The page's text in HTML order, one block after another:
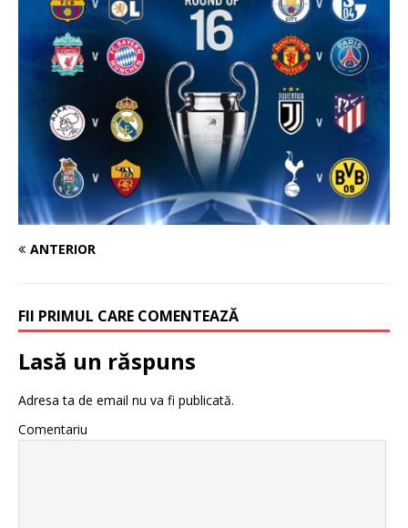
ANTERIOR
FII PRIMUL CARE COMENTEAZĂ
Lasă un răspuns
Adresa ta de email nu va fi publicată.
Comentariu